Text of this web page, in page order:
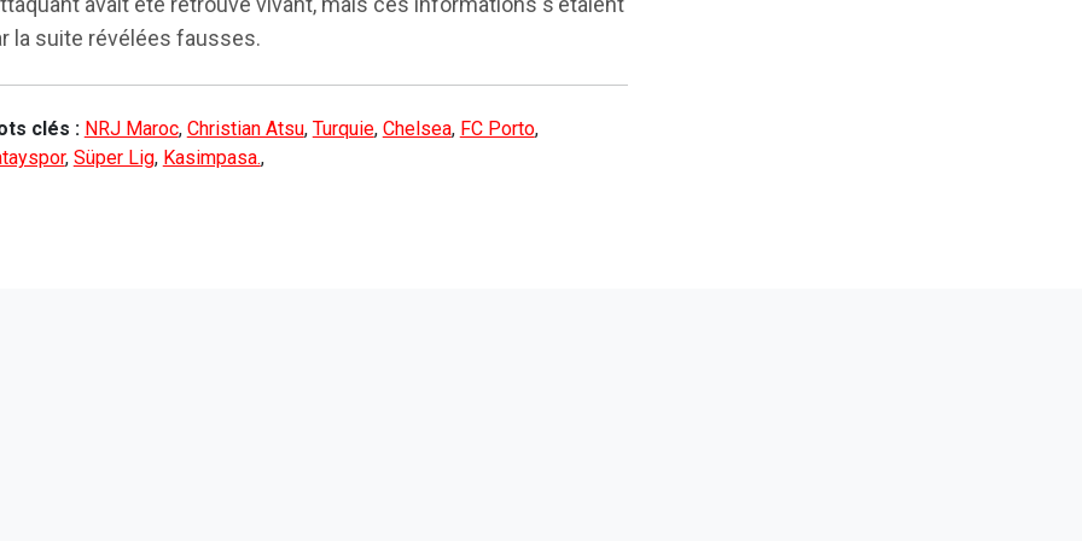
la suite révélées fausses.
clés : NRJ Maroc, Christian Atsu, Turquie, Chelsea, FC Porto,
, Süper Lig, Kasimpasa.,